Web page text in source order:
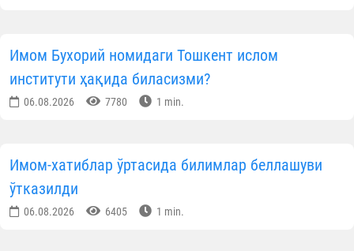
Имом Бухорий номидаги Тошкент ислом
институти ҳақида биласизми?
06.08.2026 7780 1 min.
Имом-хатиблар ўртасида билимлар беллашуви
ўтказилди
06.08.2026 6405 1 min.